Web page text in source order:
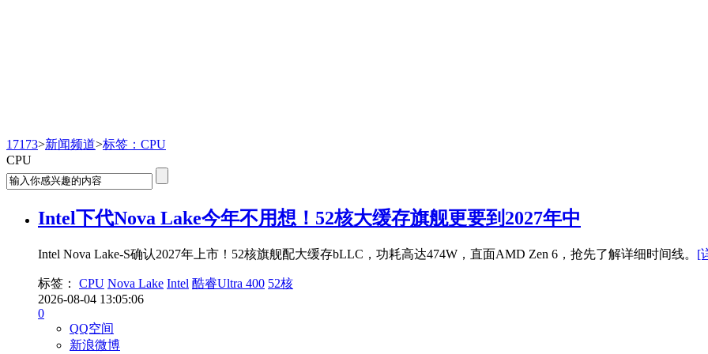
17173>新闻频道>标签：CPU
CPU
Intel下代Nova Lake今年不用想！52核大缓存旗舰更要到2027年中
Intel Nova Lake-S确认2027年上市！52核旗舰配大缓存bLLC，功耗高达474W，直面AMD Zen 6，抢先了解详细时间线。 [
标签： CPU Nova Lake Intel 酷睿Ultra 400 52核
2026-08-04 13:05:06
0
QQ空间
新浪微博